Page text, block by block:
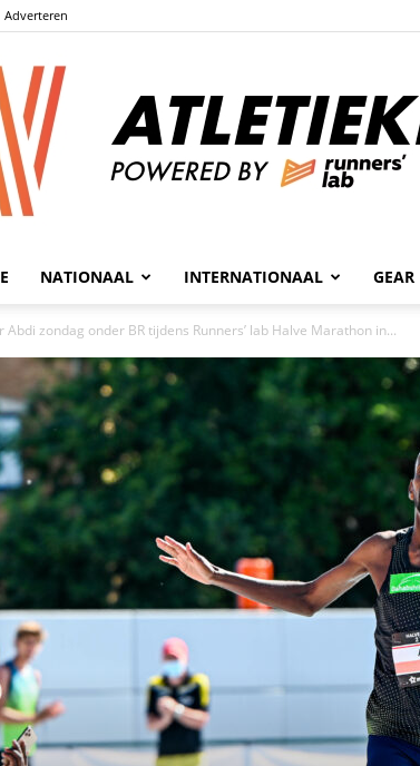
Adverteren
Atletieknieuws
NATIONAAL INTERNATIONAAL GEAR
Abdi zondag onder BR tijdens Runners’ lab Halve Marathon in...